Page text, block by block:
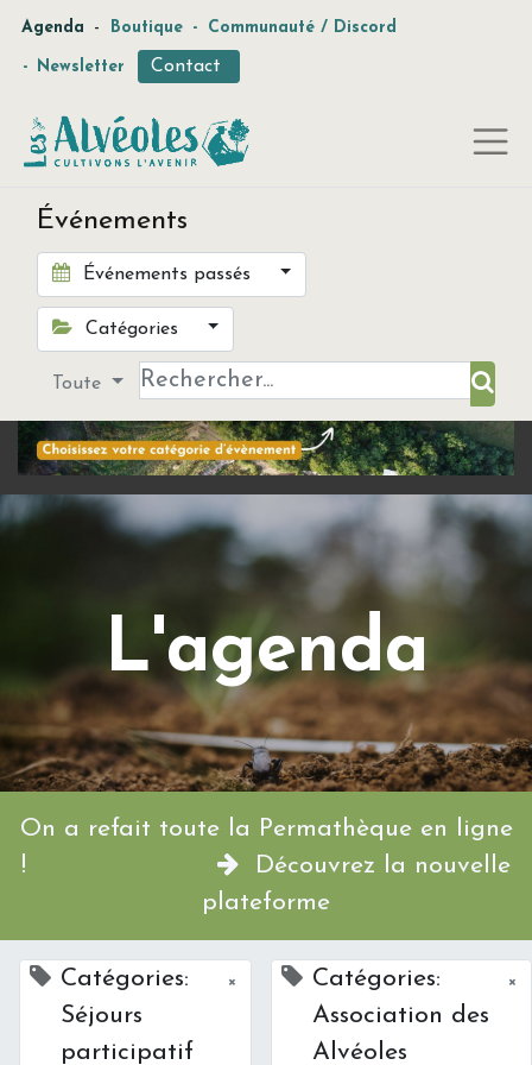
Agenda - Boutique - Communauté / Discord
- Newsletter Contact
Événements
Événements passés
Catégories
Toute
L'agenda
On a refait toute la Permathèque en ligne
!
Découvrez la nouvelle
plateforme
Catégories:
Séjours
participatif
×
Catégories:
Association des
Alvéoles
×